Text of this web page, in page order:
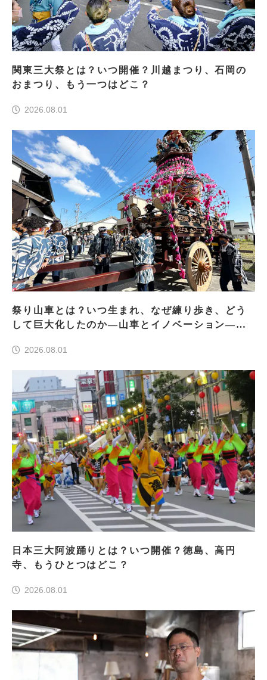
関東三大祭とは？いつ開催？川越まつり、石岡の
おまつり、もう一つはどこ？
2026.08.01
祭り山車とは？いつ生まれ、なぜ練り歩き、どう
して巨大化したのか―山車とイノベーション―＜
2026.08.01
日本三大阿波踊りとは？いつ開催？徳島、高円
寺、もうひとつはどこ？
2026.08.01